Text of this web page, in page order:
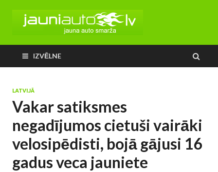
IZVĒLNE
LATVIJĀ
Vakar satiksmes
negadījumos cietuši vairāki
velosipēdisti, bojā gājusi 16
gadus veca jauniete